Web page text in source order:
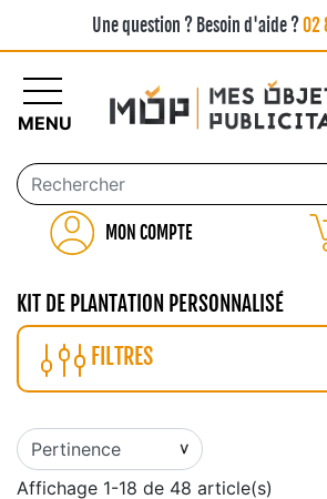
Une question ? Besoin d'aide ?02
MON COMPTE
MENU
KIT DE PLANTATION PERSONNALISÉ
FILTRES
Affichage 1-18 de 48 article(s)